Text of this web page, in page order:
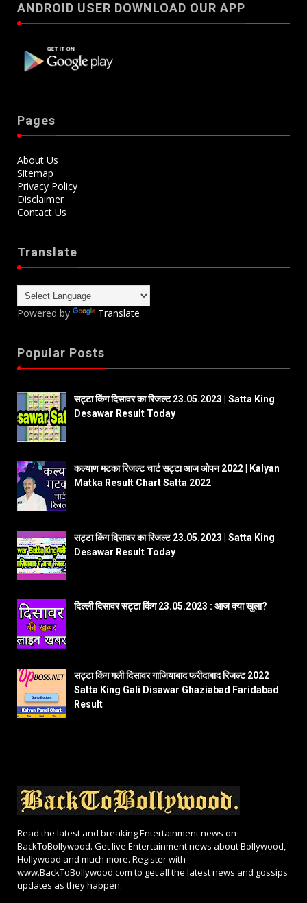
ANDROID USER DOWNLOAD OUR APP
Pages
About Us
Sitemap
Privacy Policy
Disclaimer
Contact Us
Translate
Powered by Translate
Popular Posts
सट्टा किंग दिसावर का रिजल्ट 23.05.2023 | Satta King
Desawar Result Today
कल्याण मटका रिजल्ट चार्ट सट्टा आज ओपन 2022 | Kalyan
Matka Result Chart Satta 2022
सट्टा किंग दिसावर का रिजल्ट 23.05.2023 | Satta King
Desawar Result Today
दिल्ली दिसावर सट्टा किंग 23.05.2023 : आज क्या खुला?
सट्टा किंग गली दिसावर गाजियाबाद फरीदाबाद रिजल्ट 2022
Satta King Gali Disawar Ghaziabad Faridabad
Result
Read the latest and breaking Entertainment news on
BackToBollywood. Get live Entertainment news about Bollywood,
Hollywood and much more. Register with
www.BackToBollywood.com to get all the latest news and gossips
updates as they happen.